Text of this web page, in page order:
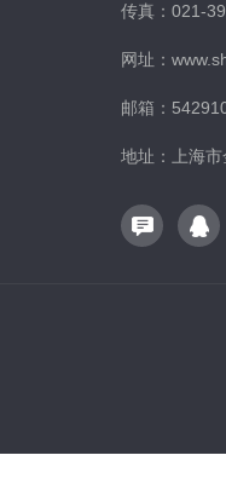
传真：021-
网址：
邮箱：
地址：上海